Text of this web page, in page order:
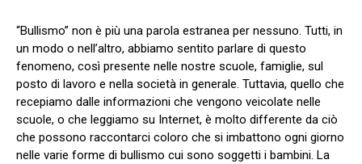
“Bullismo” non è più una parola estranea per nessuno. Tutti, in
un modo o nell’altro, abbiamo sentito parlare di questo
fenomeno, così presente nelle nostre scuole, famiglie, sul
posto di lavoro e nella società in generale. Tuttavia, quello che
recepiamo dalle informazioni che vengono veicolate nelle
scuole, o che leggiamo su Internet, è molto differente da ciò
che possono raccontarci coloro che si imbattono ogni giorno
nelle varie forme di bullismo cui sono soggetti i bambini. La